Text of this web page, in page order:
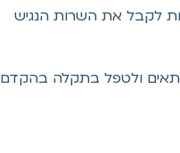
לקבל את השרות הנגיש
ולטפל בתקלה בהקדם